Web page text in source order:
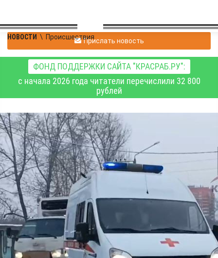
НОВОСТИ \ ПроисшествияПрислать новость
ФОНД ПОДДЕРЖКИ САЙТА "КРАСРАБ.РУ":
с начала 2026 года читатели перечислили 32 800
рублей
В Красноярске таксист
стал виновником ДТП, в
котором пострадал он
сам и его пассажирка
Происшествия
16.02.2022 11:482347